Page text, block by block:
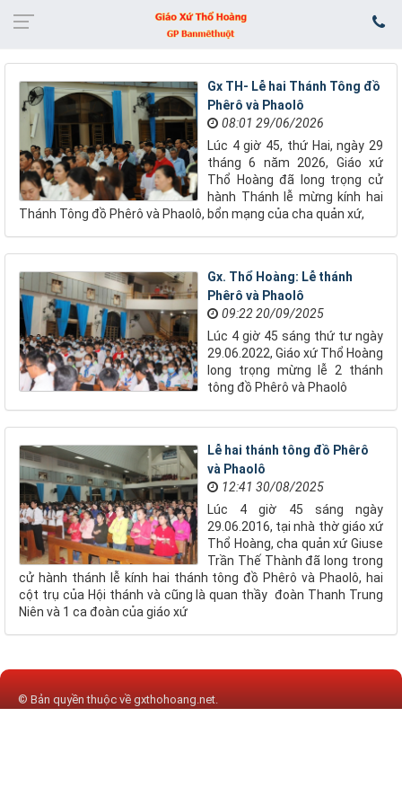
​​​​​​​Gx TH- Lễ hai Thánh Tông đồ
Phêrô và Phaolô
08:01 29/06/2026
Lúc 4 giờ 45, thứ Hai, ngày 29
tháng 6 năm 2026, Giáo xứ
Thổ Hoàng đã long trọng cử
hành Thánh lễ mừng kính hai
Thánh Tông đồ Phêrô và Phaolô, bổn mạng của cha quản xứ,
Gx. Thổ Hoàng: Lễ thánh
Phêrô và Phaolô
09:22 20/09/2025
Lúc 4 giờ 45 sáng thứ tư ngày
29.06.2022, Giáo xứ Thổ Hoàng
long trọng mừng lễ 2 thánh
tông đồ Phêrô và Phaolô
Lễ hai thánh tông đồ Phêrô
và Phaolô
12:41 30/08/2025
Lúc 4 giờ 45 sáng ngày
29.06.2016, tại nhà thờ giáo xứ
Thổ Hoàng, cha quản xứ Giuse
Trần Thế Thành đã long trong
cử hành thánh lễ kính hai thánh tông đồ Phêrô và Phaolô, hai
cột trụ của Hội thánh và cũng là quan thầy đoàn Thanh Trung
Niên và 1 ca đoàn của giáo xứ
© Bản quyền thuộc về gxthohoang.net.